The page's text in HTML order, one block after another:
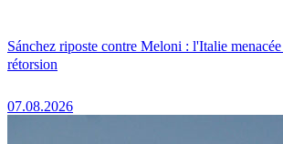
Sánchez riposte contre Meloni : l'Italie menacée
rétorsion
07.08.2026